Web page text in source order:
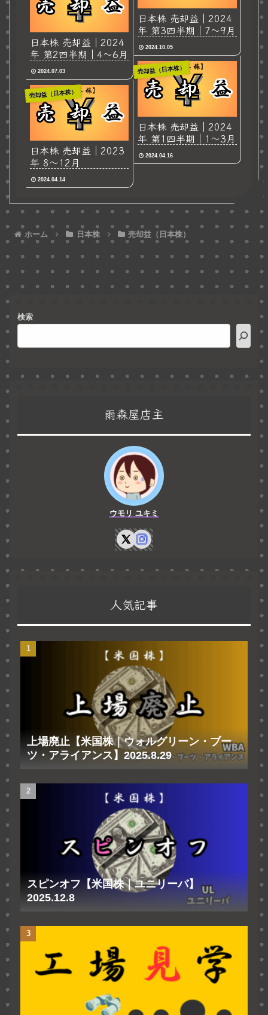
日本株 売却益｜2024
年 第3四半期｜7～9月
2024.10.05
日本株 売却益｜2024
年 第2四半期｜4～6月
2024.07.03 売却益（日本株）
日本株 売却益｜2024
年 第1四半期｜1～3月
2024.04.16
売却益（日本株）
日本株 売却益｜2023
年 8～12月
2024.04.14
ホーム 日本株 売却益（日本株）
検索
雨森屋店主
ウモリ ユキミ
人気記事
上場廃止【米国株｜ウォルグリーン・ブー
ツ・アライアンス】2025.8.29
スピンオフ【米国株｜ユニリーバ】
2025.12.8